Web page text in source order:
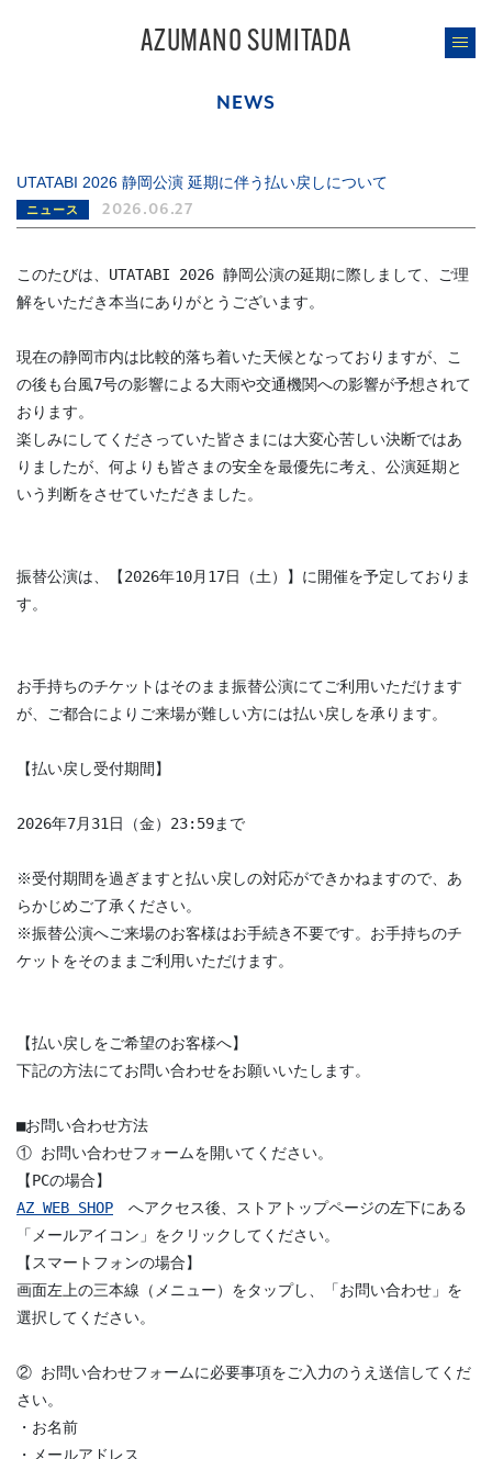
AZUMANO SUMITADA
NEWS
UTATABI 2026 静岡公演 延期に伴う払い戻しについて
ニュース 2026.06.27
このたびは、UTATABI 2026 静岡公演の延期に際しまして、ご理
解をいただき本当にありがとうございます。
現在の静岡市内は比較的落ち着いた天候となっておりますが、こ
の後も台風7号の影響による大雨や交通機関への影響が予想されて
おります。
楽しみにしてくださっていた皆さまには大変心苦しい決断ではあ
りましたが、何よりも皆さまの安全を最優先に考え、公演延期と
いう判断をさせていただきました。
振替公演は、【2026年10月17日（土）】に開催を予定しておりま
す。
お手持ちのチケットはそのまま振替公演にてご利用いただけます
が、ご都合によりご来場が難しい方には払い戻しを承ります。
【払い戻し受付期間】
2026年7月31日（金）23:59まで
※受付期間を過ぎますと払い戻しの対応ができかねますので、あ
らかじめご了承ください。
※振替公演へご来場のお客様はお手続き不要です。お手持ちのチ
ケットをそのままご利用いただけます。
【払い戻しをご希望のお客様へ】
下記の方法にてお問い合わせをお願いいたします。
■お問い合わせ方法
① お問い合わせフォームを開いてください。
【PCの場合】
AZ WEB SHOP へアクセス後、ストアトップページの左下にある
「メールアイコン」をクリックしてください。
【スマートフォンの場合】
画面左上の三本線（メニュー）をタップし、「お問い合わせ」を
選択してください。
② お問い合わせフォームに必要事項をご入力のうえ送信してくだ
さい。
・お名前
・メールアドレス